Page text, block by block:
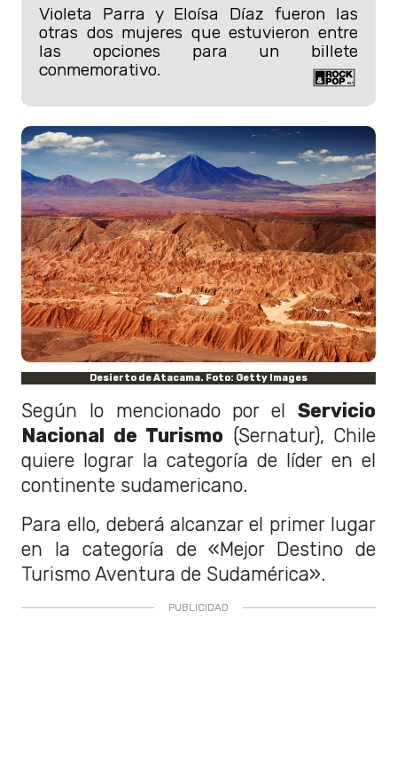
Violeta Parra y Eloísa Díaz fueron las
otras dos mujeres que estuvieron entre
las opciones para un billete
conmemorativo.
Desierto de Atacama. Foto: Getty Images
Según lo mencionado por el Servicio
Nacional de Turismo (Sernatur), Chile
quiere lograr la categoría de líder en el
continente sudamericano.
Para ello, deberá alcanzar el primer lugar
en la categoría de «Mejor Destino de
Turismo Aventura de Sudamérica».